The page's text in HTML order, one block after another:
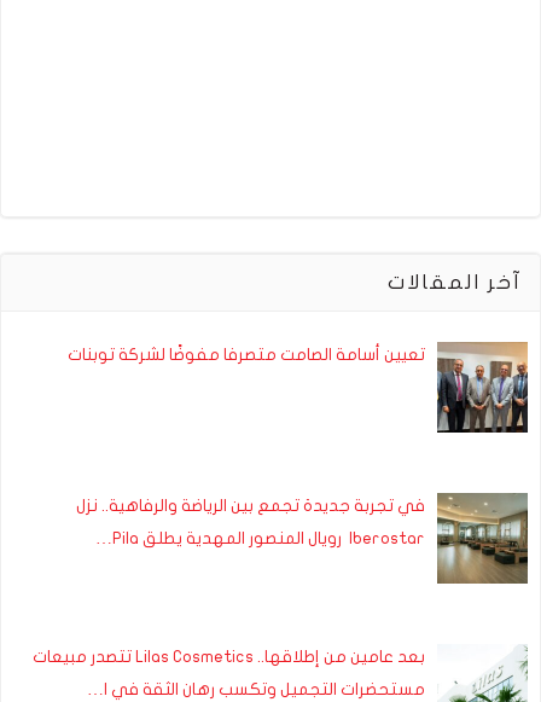
آخر المقالات
تعيين أسامة الصامت متصرفا مفوضًا لشركة توبنات
في تجربة جديدة تجمع بين الرياضة والرفاهية.. نزل
Iberostar رويال المنصور المهدية يطلق Pila…
بعد عامين من إطلاقها.. Lilas Cosmetics تتصدر مبيعات
مستحضرات التجميل وتكسب رهان الثقة في ا…